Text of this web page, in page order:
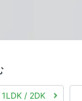
1LDK / 2DK